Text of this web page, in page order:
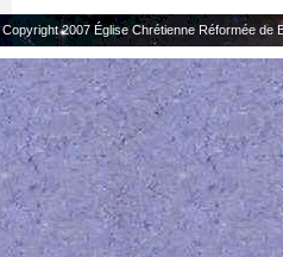
Copyright 2007 Église Chrétienne Réformée de